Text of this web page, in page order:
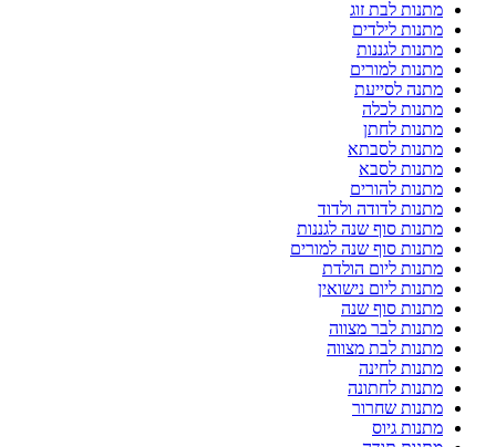
מתנות לבת זוג
מתנות לילדים
מתנות לגננות
מתנות למורים
מתנה לסייעת
מתנות לכלה
מתנות לחתן
מתנות לסבתא
מתנות לסבא
מתנות להורים
מתנות לדודה ולדוד
מתנות סוף שנה לגננות
מתנות סוף שנה למורים
מתנות ליום הולדת
מתנות ליום נישואין
מתנות סוף שנה
מתנות לבר מצווה
מתנות לבת מצווה
מתנות לחינה
מתנות לחתונה
מתנות שחרור
מתנות גיוס